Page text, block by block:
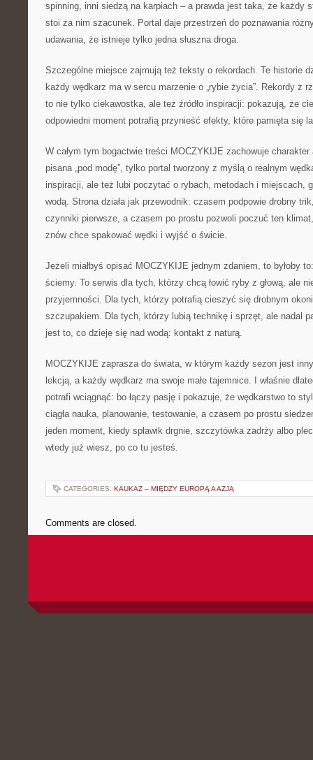
spinning, inni siedzą na karpiach – a prawda jest taka, że każdy
stoi za nim szacunek. Portal daje przestrzeń do poznawania
udawania, że istnieje tylko jedna słuszna droga.
Szczególne miejsce zajmują też teksty o rekordach. Te historie
każdy wędkarz ma w sercu marzenie o „rybie życia”. Rekordy z
to nie tylko ciekawostka, ale też źródło inspiracji: pokazują, że
odpowiedni moment potrafią przynieść efekty, które pamięta się
W całym tym bogactwie treści MOCZYKIJE zachowuje
pisana „pod modę”, tylko portal tworzony z myślą o realnym
inspiracji, ale też lubi poczytać o rybach, metodach i miejscach,
wodą. Strona działa jak przewodnik: czasem podpowie drobny
czynniki pierwsze, a czasem po prostu pozwoli poczuć ten
znów chce spakować wędki i wyjść o świcie.
Jeżeli miałbyś opisać MOCZYKIJE jednym zdaniem, to byłoby
ściemy. To serwis dla tych, którzy chcą łowić ryby z głową, ale
przyjemności. Dla tych, którzy potrafią cieszyć się drobnym
szczupakiem. Dla tych, którzy lubią technikę i sprzęt, ale nadal
jest to, co dzieje się nad wodą: kontakt z naturą.
MOCZYKIJE zaprasza do świata, w którym każdy sezon jest
lekcją, a każdy wędkarz ma swoje małe tajemnice. I właśnie
potrafi wciągnąć: bo łączy pasję i pokazuje, że wędkarstwo to
ciągła nauka, planowanie, testowanie, a czasem po prostu
jeden moment, kiedy spławik drgnie, szczytówka zadrży albo
wtedy już wiesz, po co tu jesteś.
CATEGORIES: KAUKAZ – MIĘDZY EUROPĄ A AZJĄ
Comments are closed.